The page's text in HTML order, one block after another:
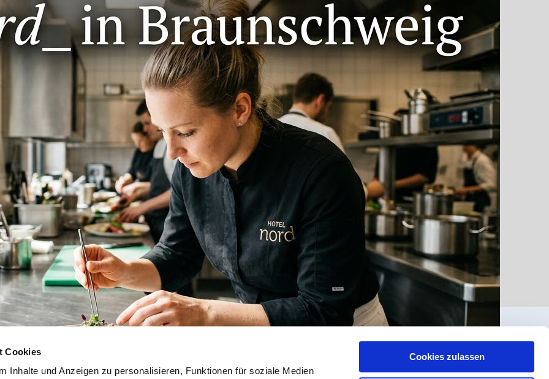
Cookies
Inhalte und Anzeigen zu personalisieren, Funktionen für soziale Medien
Cookies zulassen